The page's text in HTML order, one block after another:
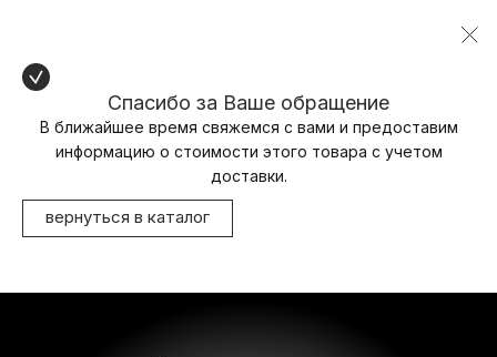
Спасибо за Ваше обращение
В ближайшее время свяжемся с вами и предоставим
информацию о стоимости этого товара с учетом
доставки.
вернуться в каталог